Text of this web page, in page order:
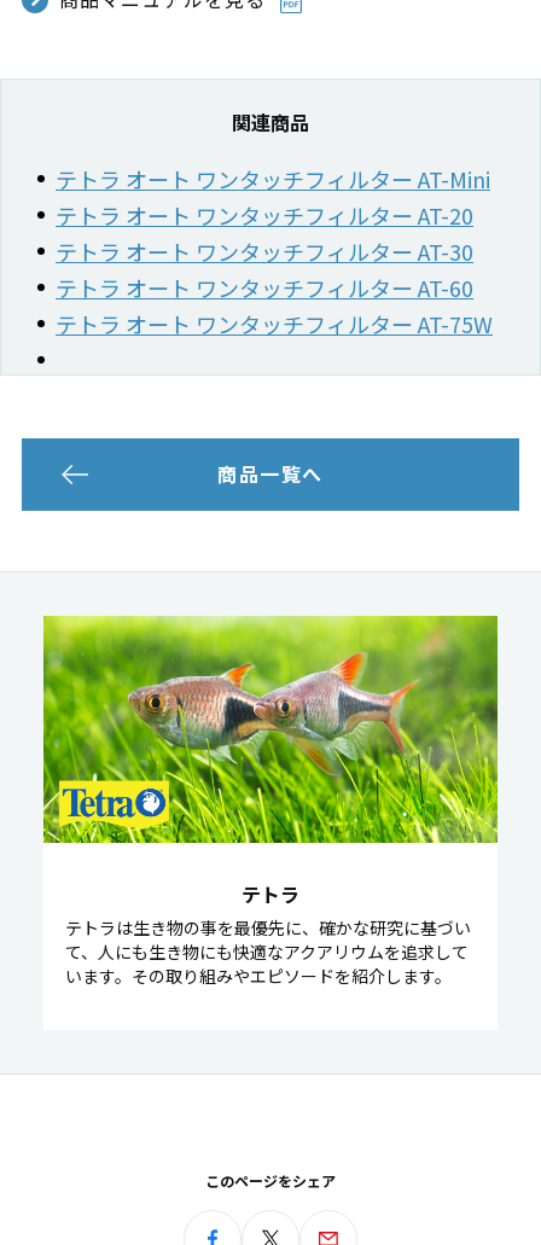
関連商品
テトラ オート ワンタッチフィルター AT-Mini
テトラ オート ワンタッチフィルター AT-20
テトラ オート ワンタッチフィルター AT-30
テトラ オート ワンタッチフィルター AT-60
テトラ オート ワンタッチフィルター AT-75W
商品一覧へ
テトラ
テトラは生き物の事を最優先に、確かな研究に基づい
て、人にも生き物にも快適なアクアリウムを追求して
います。その取り組みやエピソードを紹介します。
このページをシェア